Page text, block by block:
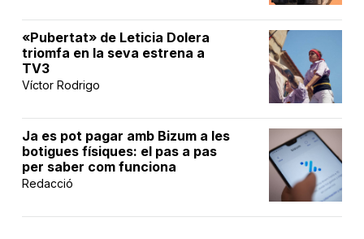
«Pubertat» de Leticia Dolera
triomfa en la seva estrena a
TV3
Víctor Rodrigo
Ja es pot pagar amb Bizum a les
botigues físiques: el pas a pas
per saber com funciona
Redacció